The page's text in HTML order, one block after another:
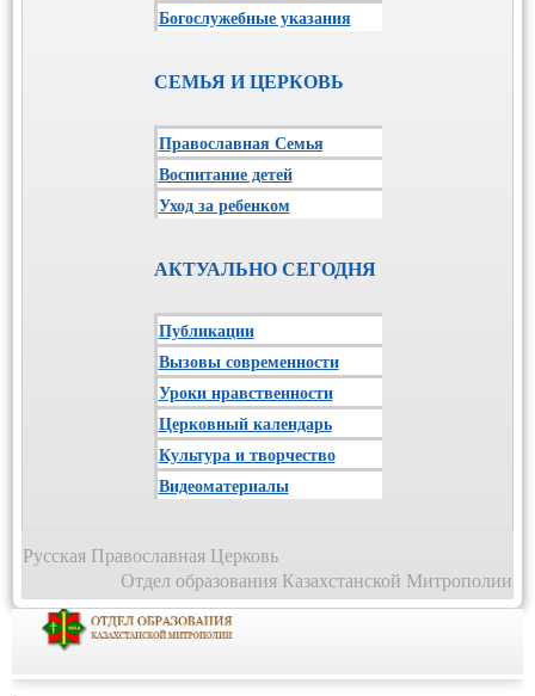
Богослужебные указания
СЕМЬЯ И ЦЕРКОВЬ
Православная Семья
Воспитание детей
Уход за ребенком
АКТУАЛЬНО СЕГОДНЯ
Публикации
Вызовы современности
Уроки нравственности
Церковный календарь
Культура и творчество
Видеоматериалы
Русская Православная Церковь
Отдел образования Казахстанской Митрополии